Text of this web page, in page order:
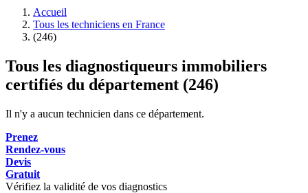
Accueil
Tous les techniciens en France
(246)
Tous les diagnostiqueurs immobiliers
certifiés du département (246)
Il n'y a aucun technicien dans ce département.
Prenez
Rendez-vous
Devis
Gratuit
Vérifiez la validité de vos diagnostics